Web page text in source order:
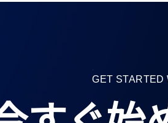
GET STARTED